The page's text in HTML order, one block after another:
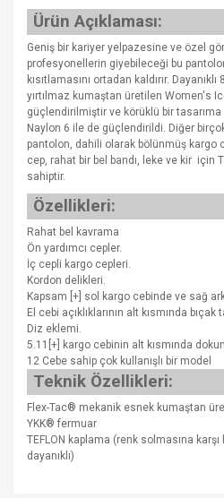
Ürün Açıklaması:
Geniş bir kariyer yelpazesine ve özel
profesyonellerin giyebileceği bu
kısıtlamasını ortadan kaldırır.
yırtılmaz kumaştan üretilen Women's
güçlendirilmiştir ve körüklü bir
Naylon 6 ile de güçlendirildi. Diğer
pantolon, dahili olarak bölünmüş kargo
cep, rahat bir bel bandı, leke ve kir için
sahiptir.
Özellikleri:
Rahat bel kavrama
Ön yardımcı cepler.
İç cepli kargo cepleri.
Kordon delikleri.
Kapsam [+] sol kargo cebinde ve sağ
El cebi açıklıklarının alt kısmında
Diz eklemi.
5.11[+] kargo cebinin alt kısmında
12 Cebe sahip çok kullanışlı bir model
Teknik Özellikleri:
Flex-Tac® mekanik esnek kumaştan
YKK® fermuar
TEFLON kaplama (renk solmasına
dayanıklı)